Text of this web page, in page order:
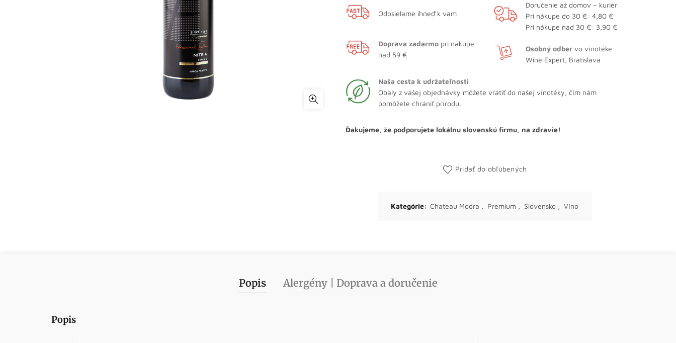
Odosielame ihneď k vám
Doprava zadarmo pri nákupe
nad 59 €
Doručenie až domov – kuriér
Pri nákupe do 30 €: 4,80 €
Pri nákupe nad 30 €: 3,90 €
Osobný odbervo vínotéke
Wine Expert, Bratislava
Naša cesta k udržateľnosti
Obaly z vašej objednávky môžete vrátiť do našej vínotéky, čím nám
pomôžete chrániť prírodu.
Ďakujeme, že podporujete lokálnu slovenskú firmu, na zdravie!
Pridať do obľúbených
Kategórie: Chateau Modra , Premium , Slovensko , Víno
Popis Alergény | Doprava a doručenie
Popis